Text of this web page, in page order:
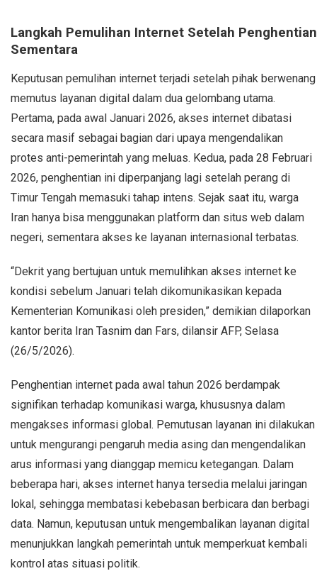
Langkah Pemulihan Internet Setelah Penghentian
Sementara
Keputusan pemulihan internet terjadi setelah pihak berwenang
memutus layanan digital dalam dua gelombang utama.
Pertama, pada awal Januari 2026, akses internet dibatasi
secara masif sebagai bagian dari upaya mengendalikan
protes anti-pemerintah yang meluas. Kedua, pada 28 Februari
2026, penghentian ini diperpanjang lagi setelah perang di
Timur Tengah memasuki tahap intens. Sejak saat itu, warga
Iran hanya bisa menggunakan platform dan situs web dalam
negeri, sementara akses ke layanan internasional terbatas.
“Dekrit yang bertujuan untuk memulihkan akses internet ke
kondisi sebelum Januari telah dikomunikasikan kepada
Kementerian Komunikasi oleh presiden,” demikian dilaporkan
kantor berita Iran Tasnim dan Fars, dilansir AFP, Selasa
(26/5/2026).
Penghentian internet pada awal tahun 2026 berdampak
signifikan terhadap komunikasi warga, khususnya dalam
mengakses informasi global. Pemutusan layanan ini dilakukan
untuk mengurangi pengaruh media asing dan mengendalikan
arus informasi yang dianggap memicu ketegangan. Dalam
beberapa hari, akses internet hanya tersedia melalui jaringan
lokal, sehingga membatasi kebebasan berbicara dan berbagi
data. Namun, keputusan untuk mengembalikan layanan digital
menunjukkan langkah pemerintah untuk memperkuat kembali
kontrol atas situasi politik.